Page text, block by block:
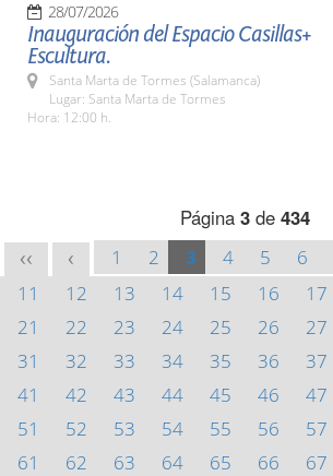
28/07/2026
Inauguración del Espacio Casillas+
Escultura.
Santa Marta de Tormes (Salamanca)
Lugar: Santa Marta de Tormes
Hora: 12:00 h.
Página 3de 434
<< < 1 2 3 4 5 6
11
12 13 14 15 16 17
21
22 23 24 25 26 27
31
32 33 34 35 36 37
41
42 43 44 45 46 47
51
52 53 54 55 56 57
61
62 63 64 65 66 67